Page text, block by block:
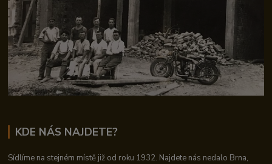
KDE NÁS NAJDETE?
Sídlíme na stejném místě již od roku 1932. Najdete nás nedalo Brna,